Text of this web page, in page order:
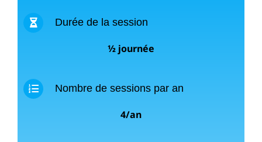
Durée de la session
½ journée
Nombre de sessions par an
4/an